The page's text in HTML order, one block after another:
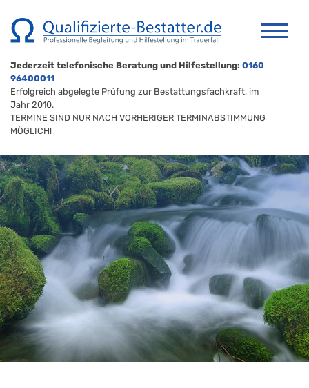
Jederzeit telefonische Beratung und Hilfestellung: 0160
96400011
Erfolgreich abgelegte Prüfung zur Bestattungsfachkraft, im
Jahr 2010.
TERMINE SIND NUR NACH VORHERIGER TERMINABSTIMMUNG
MÖGLICH!